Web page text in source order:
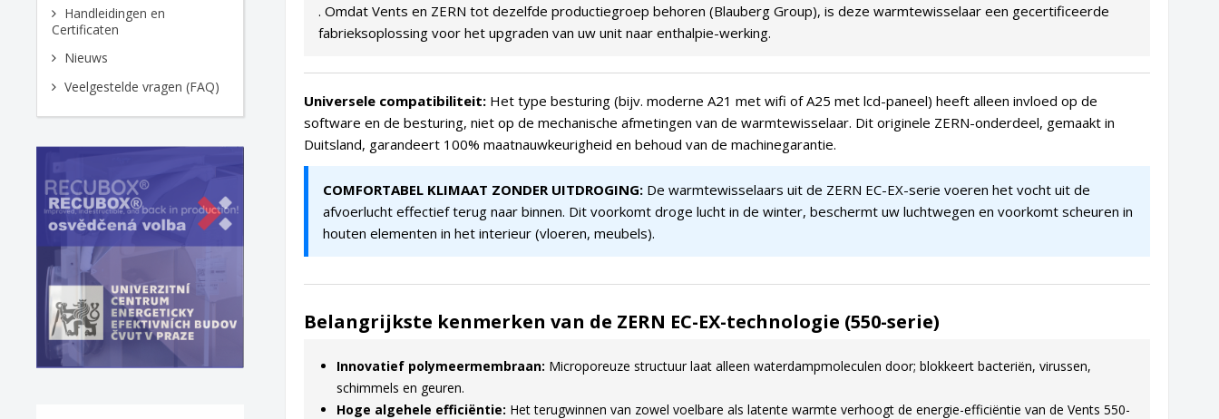
Handleidingen en
Certificaten
Nieuws
Veelgestelde vragen (FAQ)
. Omdat Vents en ZERN tot dezelfde productiegroep behoren (Blauberg Group), is deze warmtewisselaar een gecertificeerde
fabrieksoplossing voor het upgraden van uw unit naar enthalpie-werking.
Universele compatibiliteit:Het type besturing (bijv. moderne A21 met wifi of A25 met lcd-paneel) heeft alleen invloed op de
software en de besturing, niet op de mechanische afmetingen van de warmtewisselaar. Dit originele ZERN-onderdeel, gemaakt in
Duitsland, garandeert 100% maatnauwkeurigheid en behoud van de machinegarantie.
COMFORTABEL KLIMAAT ZONDER UITDROGING:De warmtewisselaars uit de ZERN EC-EX-serie voeren het vocht uit de
afvoerlucht effectief terug naar binnen. Dit voorkomt droge lucht in de winter, beschermt uw luchtwegen en voorkomt scheuren in
houten elementen in het interieur (vloeren, meubels).
Belangrijkste kenmerken van de ZERN EC-EX-technologie (550-serie)
Innovatief polymeermembraan: Microporeuze structuur laat alleen waterdampmoleculen door; blokkeert bacteriën, virussen,
schimmels en geuren.
Hoge algehele efficiëntie: Het terugwinnen van zowel voelbare als latente warmte verhoogt de energie-efficiëntie van de Vents 550-